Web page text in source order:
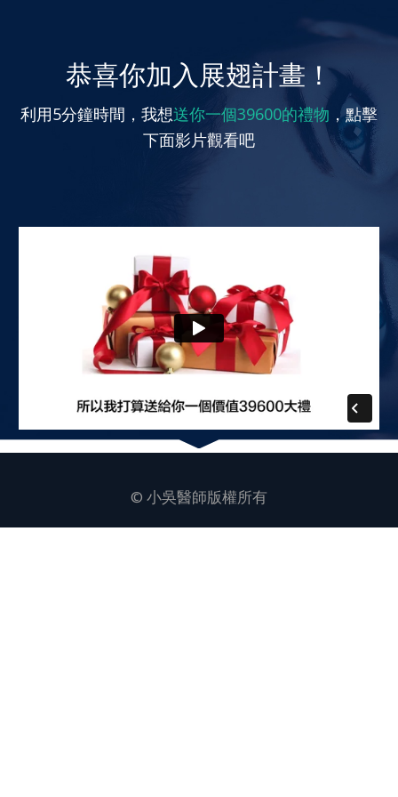
恭喜你加入展翅計畫！
利用5分鐘時間，我想送你一個39600的禮物 ，點擊
下面影片觀看吧
© 小吳醫師版權所有